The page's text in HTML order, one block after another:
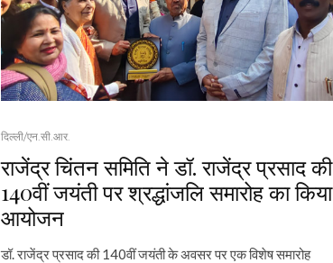
दिल्ली/एन.सी.आर.
राजेंद्र चिंतन समिति ने डॉ. राजेंद्र प्रसाद की
140वीं जयंती पर श्रद्धांजलि समारोह का किया
आयोजन
डॉ. राजेंद्र प्रसाद की 140वीं जयंती के अवसर पर एक विशेष समारोह